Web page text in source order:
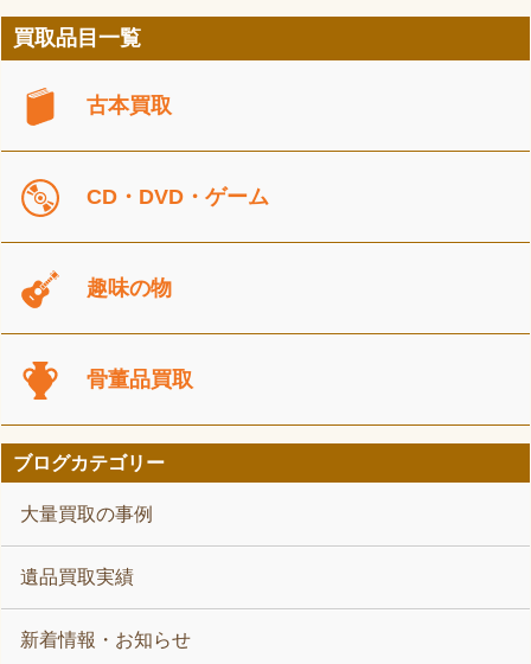
買取品目一覧
古本買取
CD・DVD・ゲーム
趣味の物
骨董品買取
ブログカテゴリー
大量買取の事例
遺品買取実績
新着情報・お知らせ